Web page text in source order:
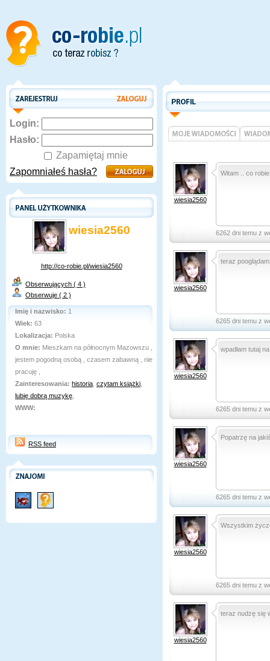
Login:
Hasło:
Zapamiętaj mnie
Zapomniałeś hasła?
wiesia2560
http://co-robie.pl/wiesia2560
Obserwujących ( 4 )
Obserwuje ( 2 )
Imię i nazwisko: 1
Wiek: 63
Lokalizacja: Polska
O mnie: Mieszkam na północnym Mazowszu ,
jestem pogodną osobą , czasem zabawną , nie
pracuję ,
Zainteresowania: historia czytam książki
lubię dobrą muzykę
WWW:
RSS feed
wiesia2560
Witam .. co
6262 dni temu z
wiesia2560
teraz
6265 dni temu z
wiesia2560
wpadłam tutaj
6265 dni temu z
wiesia2560
Popatrzę na
6265 dni temu z
wiesia2560
Wszystkim
6265 dni temu z
wiesia2560
teraz nudzę się